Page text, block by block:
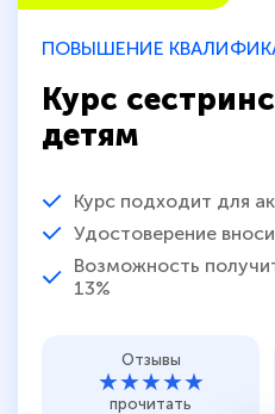
ПОВЫШЕНИЕ
Курс
детям
Курс подходит для
Удостоверение
Возможность
13%
Отзывы
★★★★★
прочитать